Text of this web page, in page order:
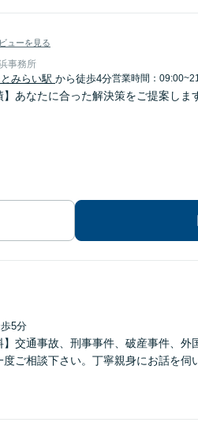
ューを見る
事務所
みらい駅 から徒歩4分営業時間：
】あなたに合った解決策をご提案しま
5分
】交通事故、刑事事件、破産事件、
ご相談下さい。丁寧親身にお話を伺